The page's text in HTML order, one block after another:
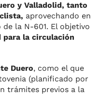
y Valladolid, tanto
aprovechando en
la N-601. El objetivo
para la circulación
Duero, como el que
(planificado por
trámites previos a la